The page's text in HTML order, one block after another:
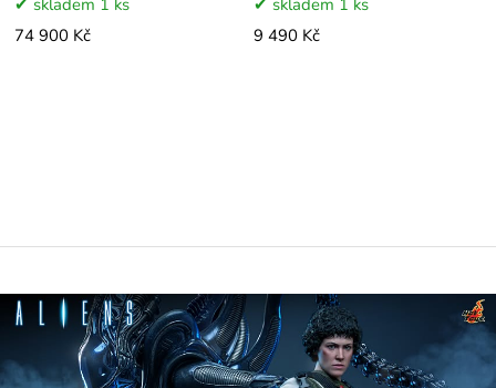
skladem 1 ks
74 900 Kč
skladem 1 ks
9 490 Kč